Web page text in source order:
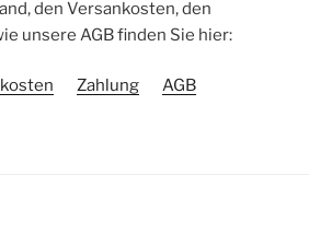
den Versankosten, den
unsere AGB finden Sie hier:
Zahlung
AGB